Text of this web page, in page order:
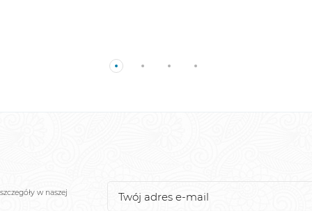
w naszej